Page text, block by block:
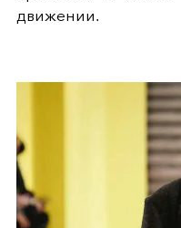
движении.